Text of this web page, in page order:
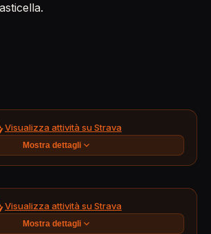
Visualizza attività su Strava
Mostra dettagli
Visualizza attività su Strava
Mostra dettagli